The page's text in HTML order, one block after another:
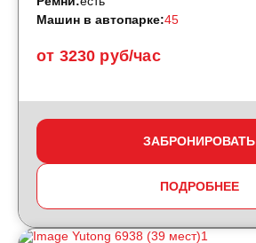
от 3230 руб/час
Машин в автопарке:45
ЗАБРОНИРОВАТЬ
ПОДРОБНЕЕ